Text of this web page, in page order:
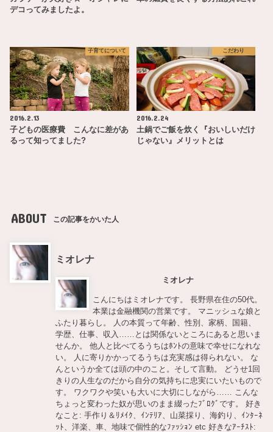
デコってみましたよ。
子育てについて
2016.2.13
子どもの医療費 こんなに差があ
るって知ってました?
こだわり
2016.2.24
土鍋でご飯を炊く『おいしいだけ
じゃない』メリットとは
ABOUT この記事をかいた人
ミオレナ
ミオレナ
こんにちはミオレナです。 長野県在住の50代。
本業は金融機関の営業です。 マニッシュな娘と
ふたり暮らし。 人の本質って年齢、性別、家柄、国籍、
学歴、仕事、収入……とは関係ないところにあると思いま
せんか。 他人と比べてるうちはﾎﾝﾄの意味で幸せになれな
い。 人に寄りかかってるうちは充実感は得られない。 な
んというか全ては頭の中のこと。そして言動。 どうせ1回
きりの人生なのだから自分の気持ちに忠実にいたいもので
す。 ワクワクや笑いも大いに大切にしながら…… こんな
ちょっと変わった奴が思いのまま綴ったﾌﾞﾛｸﾞです。 好き
なこと: 手作り＆ﾘﾒｲｸ、ｲﾝﾃﾘｱ、山菜採り、海釣り、ｲﾝﾀｰﾈ
ｯﾄ、洋楽、車、地味で個性的なﾌｧｯｼｮﾝ etc 好きなｱｰﾁｽﾄ: